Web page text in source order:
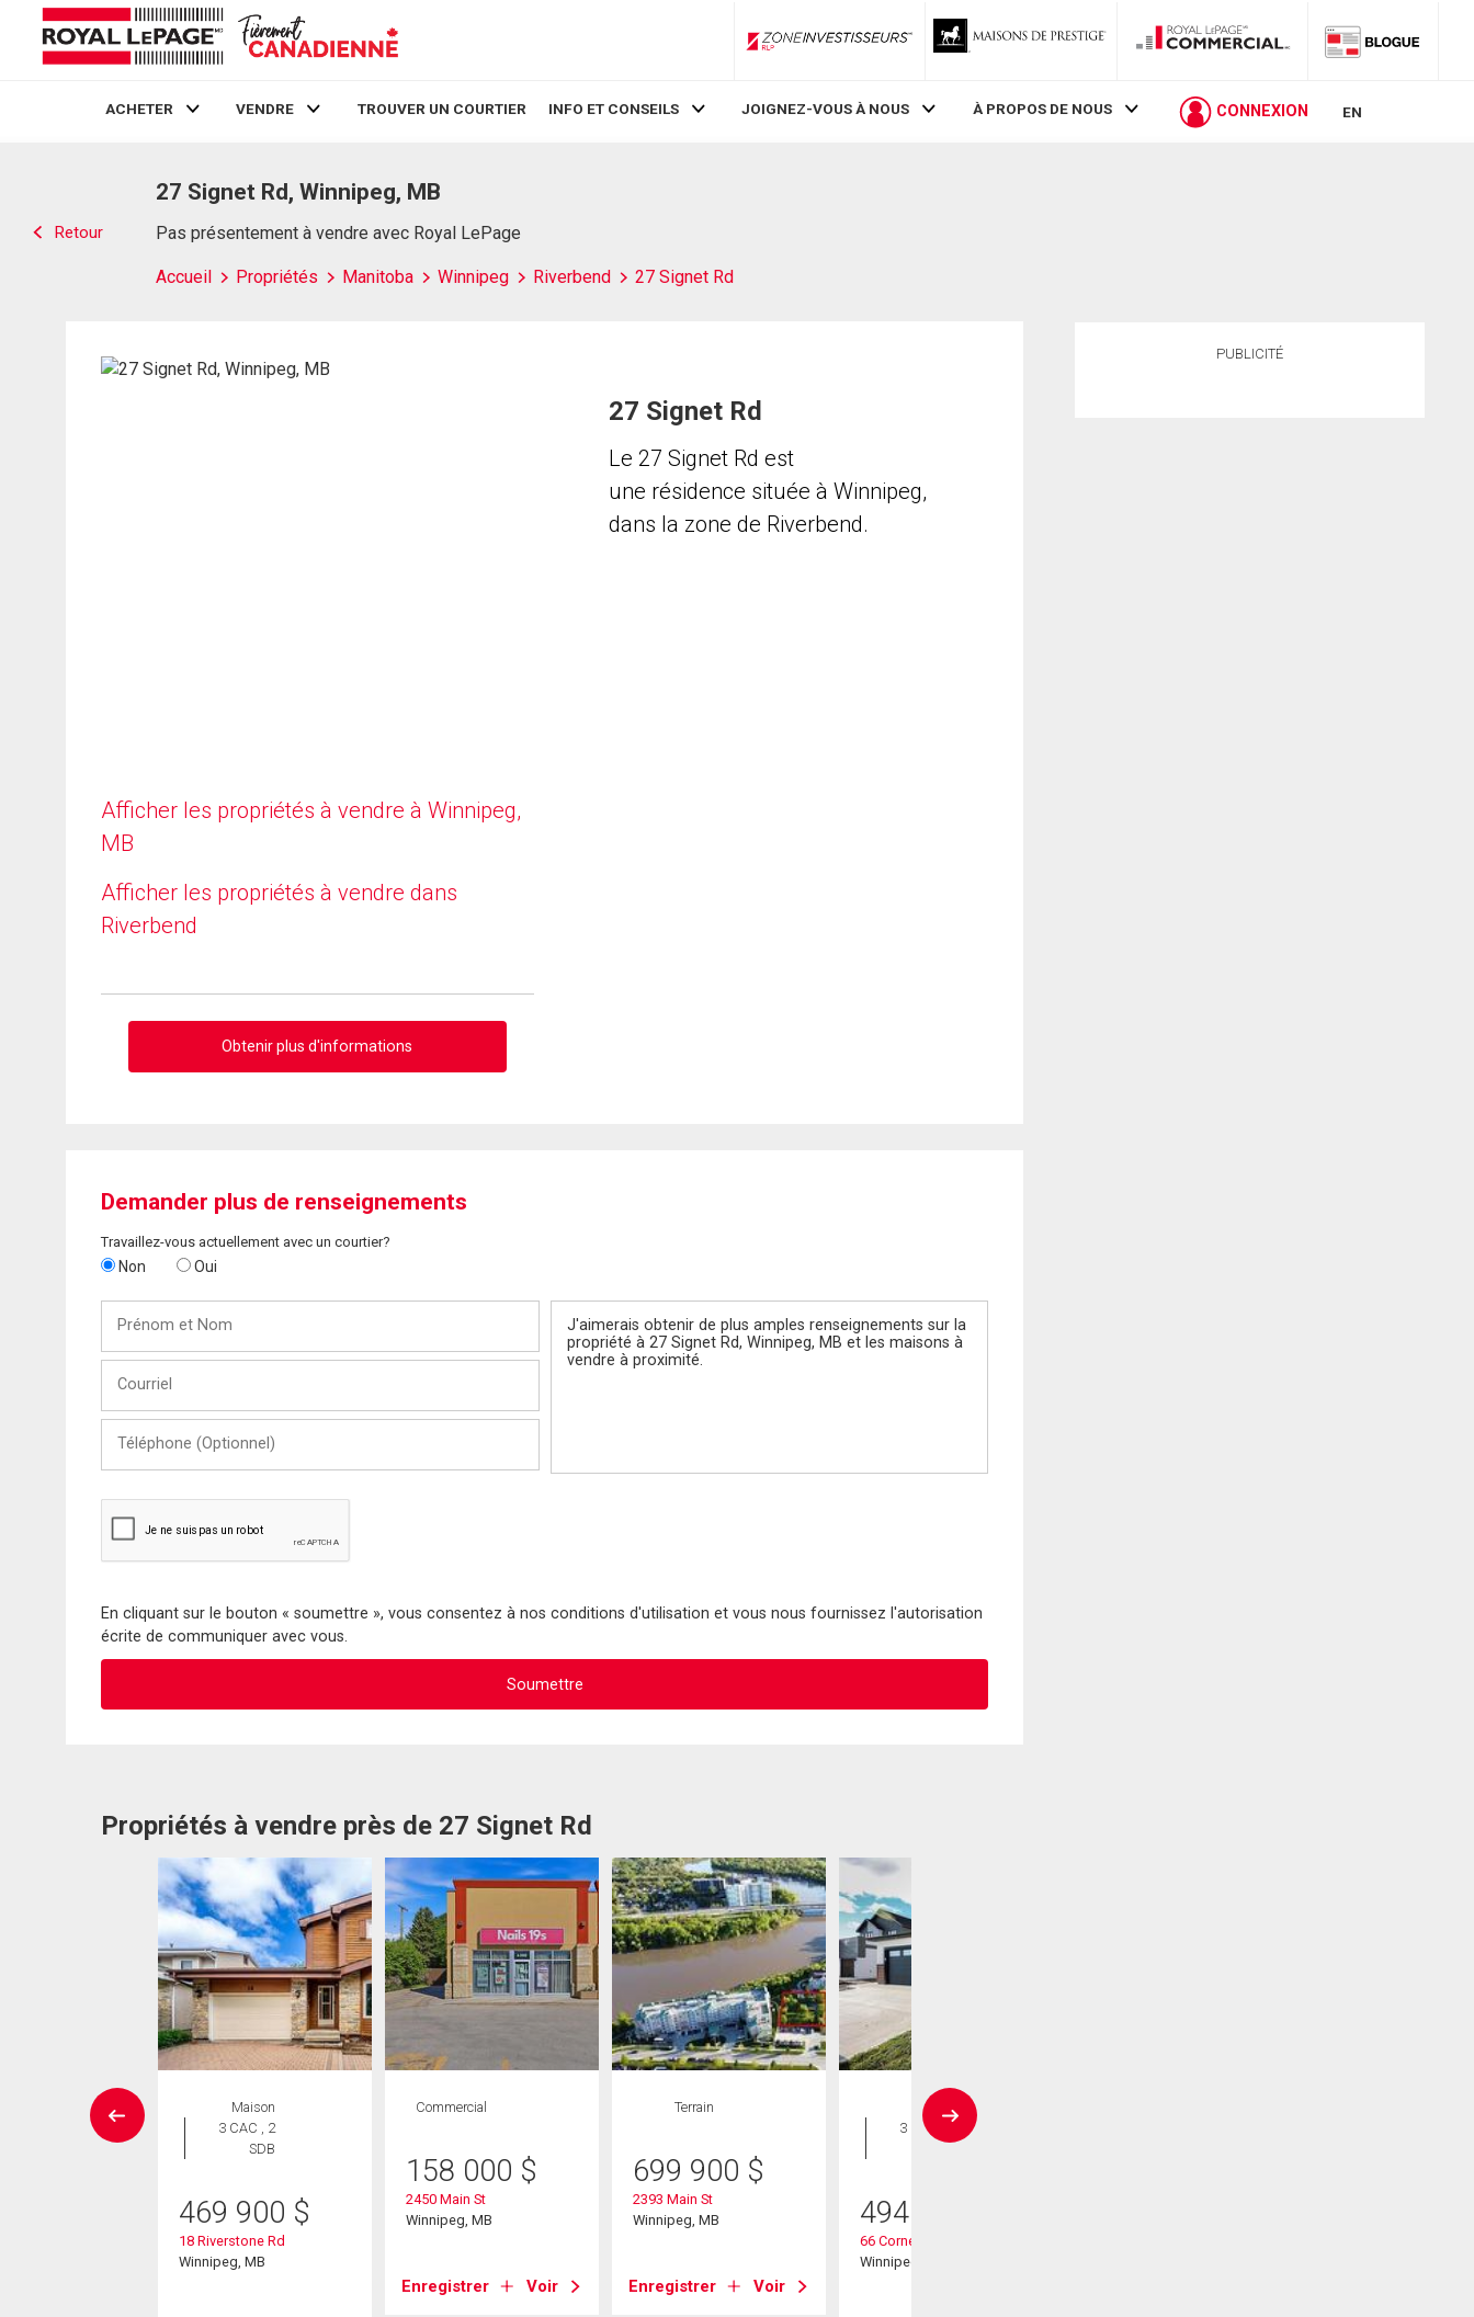
ZoneInvestisseurs RLP
ACHETER VENDRE TROUVER UN COURTIER INFO ET CONSEILS JOIGNEZ-VOUS À NOUS À PROPOS DE NOUS CONNEXION EN
Retour
27 Signet Rd, Winnipeg, MB
Pas présentement à vendre avec Royal LePage
Accueil Propriétés Manitoba Winnipeg Riverbend 27 Signet Rd
Afficher les propriétés à vendre à Winnipeg,
MB
Afficher les propriétés à vendre dans
Riverbend
Obtenir plus d'informations
27 Signet Rd
Le 27 Signet Rd est
une résidence située à Winnipeg,
dans la zone de Riverbend.
Demander plus de renseignements
Travaillez-vous actuellement avec un courtier?
Non Oui
Nom
(Optionnel)
En cliquant sur le bouton « soumettre », vous consentez à nos conditions d'utilisation et vous nous fournissez l'autorisation
écrite de communiquer avec vous.
Propriétés à vendre près de 27 Signet Rd
DE PRESTIGE
Maison
3 CAC , 2
SDB
469 900 $
18 Riverstone Rd
Winnipeg, MB
Commercial
158 000 $
2450 Main St
Winnipeg, MB
Enregistrer Voir
Terrain
699 900 $
2393 Main St
Winnipeg, MB
Enregistrer Voir
Maison
3 CAC , 3
494 900
66 Cornerstone Heights
Winnipeg, MB
PUBLICITÉ